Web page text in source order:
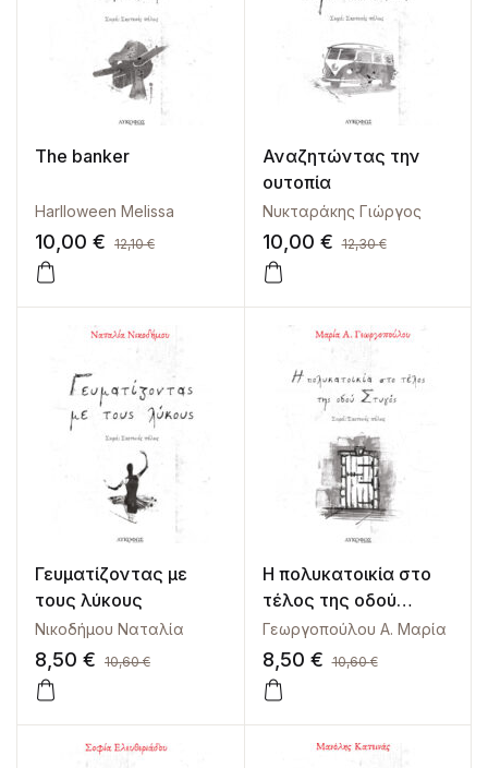
The banker
Harlloween Melissa
10,00 € 12,10€
Αναζητώντας την
ουτοπία
Νυκταράκης Γιώργος
10,00 € 12,30€
Γευματίζοντας με
τους λύκους
Νικοδήμου Ναταλία
8,50 € 10,60€
Η πολυκατοικία στο
τέλος της οδού
Στυγός
Γεωργοπούλου Α. Μαρία
8,50 € 10,60€